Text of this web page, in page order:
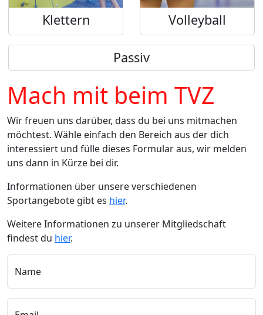
Klettern Volleyball
Passiv
Abteilung
Mach mit beim TVZ
Wir freuen uns darüber, dass du bei uns mitmachen
möchtest. Wähle einfach den Bereich aus der dich
interessiert und fülle dieses Formular aus, wir melden
uns dann in Kürze bei dir.
Informationen über unsere verschiedenen
Sportangebote gibt es hier.
Weitere Informationen zu unserer Mitgliedschaft
findest du hier.
Name